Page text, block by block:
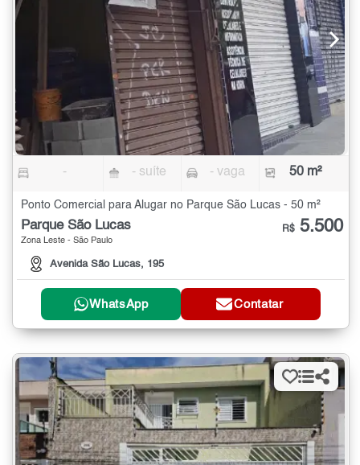
- - suíte - vaga 50 m²
Ponto Comercial para Alugar no Parque São Lucas - 50 m²
Parque São Lucas
Zona Leste - São Paulo
Avenida São Lucas, 195
R$ 5.500
WhatsApp Contatar